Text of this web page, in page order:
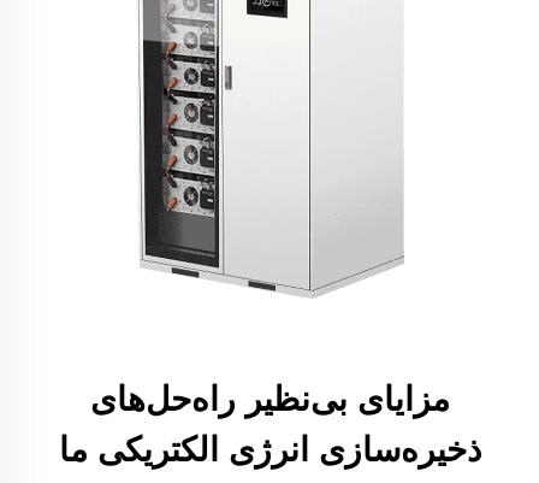
مزایای بی‌نظیر راه‌حل‌های
ذخیره‌سازی انرژی الکتریکی ما